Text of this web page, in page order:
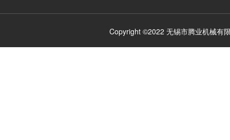
Copyright ©2022 无锡市腾业机械